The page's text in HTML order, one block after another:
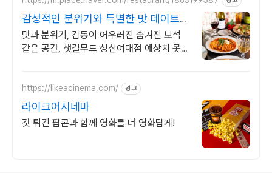
감성적인 분위기와 특별한 맛 데이트를
위한 특별한 공간
맛과 분위기, 감동이 어우러진 숨겨진 보석
같은 공간, 샛길무드 성신여대점 예상치 못한
https://likeacinema.com/ 광고
라이크어시네마
갓 튀긴 팝콘과 함께 영화를 더 영화답게!